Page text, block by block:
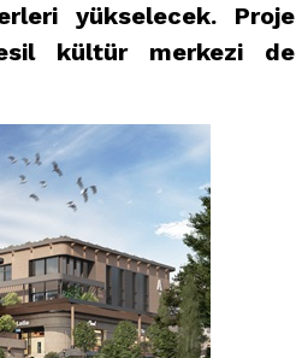
yükselecek. Proje
kültür merkezi de